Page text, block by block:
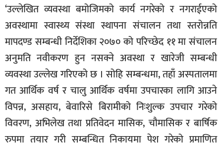
‘उल्लेखित व्यवस्था बमोजिमको कार्य नगरेको र नगराईएको
अवस्थामा स्वास्थ्य संस्था स्थापना संचालन तथा स्तरोन्नति
मापदण्ड सम्बन्धी निर्देशिका २०७० को परिच्छेद ११ मा संचालन
अनुमति नवीकरण हुन नसक्ने अवस्था र खारेजी सम्बन्धी
व्यवस्था उल्लेख गरिएको छ । सोहि सम्बन्धमा, तहाँ अस्पतालमा
गत आर्थिक वर्ष र चालु आर्थिक वर्षमा उपचारका लागि आउने
विपन्न, असहाय, बेवारिसे बिरामीको निःशुल्क उपचार गरेको
विवरण, अभिलेख तथा प्रतिवेदन मासिक, चौमासिक र बार्षिक
रुपमा तयार गरी सम्बन्धित निकायमा पेश गरेको प्रमाणित